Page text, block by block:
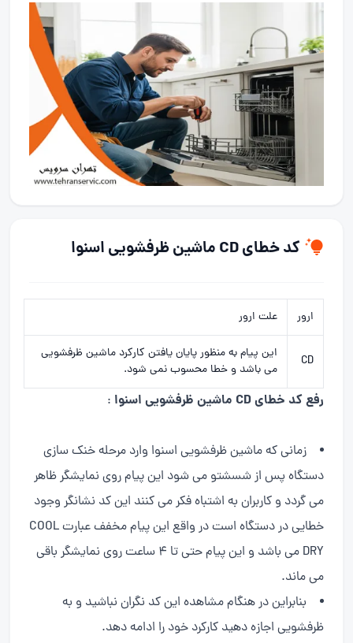
کد خطای CD ماشین ظرفشویی اسنوا
ارور علت ارور
CD
این پیام به منظور پایان یافتن کارکرد ماشین ظرفشویی
می باشد و خطا محسوب نمی شود.
رفع کد خطای CD ماشین ظرفشویی اسنوا :
زمانی که ماشین ظرفشویی اسنوا وارد مرحله خنک سازی
دستگاه پس از شسشتو می شود این پیام روی نمایشگر ظاهر
می گردد و کاربران به اشتباه فکر می کنند این کد نشانگر وجود
خطایی در دستگاه است در واقع این پیام مخفف عبارت COOL
DRY می باشد و این پیام حتی تا 4 ساعت روی نمایشگر باقی
می ماند.
بنابراین در هنگام مشاهده این کد نگران نباشید و به
ظرفشویی اجازه دهید کارکرد خود را ادامه دهد.